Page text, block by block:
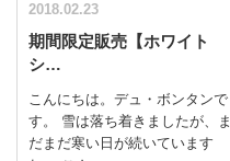
2018.02.23
期間限定販売【ホワイト
シ…
こんにちは。デュ・ボンタンで
す。 雪は落ち着きましたが、ま
だまだ寒い日が続いています